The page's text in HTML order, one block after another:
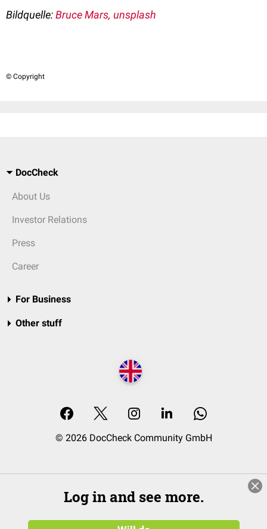
Bildquelle:Bruce Mars, unsplash
© Copyright
DocCheck
About Us
Investor Relations
Press
Career
For Business
Other stuff
© 2026 DocCheck Community GmbH
Log in and see more.